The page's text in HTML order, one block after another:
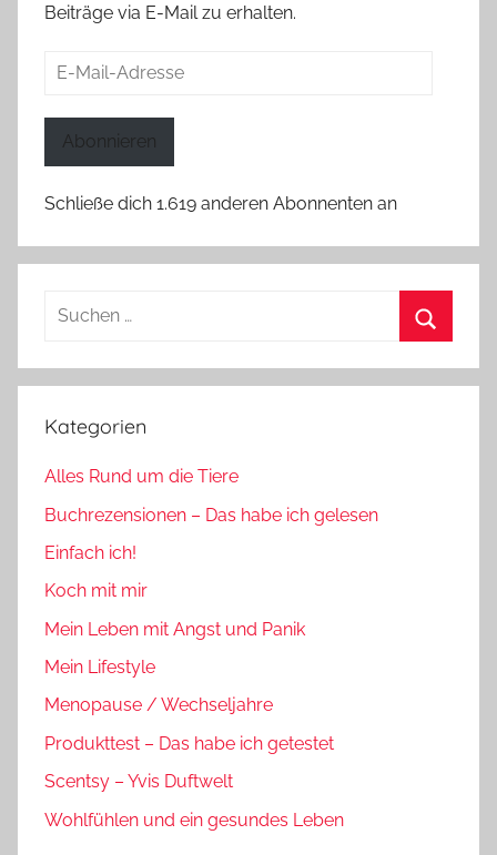
Beiträge via E-Mail zu erhalten.
E-
Abonnieren
Schließe dich 1.619 anderen Abonnenten an
Suchen
Kategorien
Alles Rund um die Tiere
Buchrezensionen – Das habe ich gelesen
Einfach ich!
Koch mit mir
Mein Leben mit Angst und Panik
Mein Lifestyle
Menopause / Wechseljahre
Produkttest – Das habe ich getestet
Scentsy – Yvis Duftwelt
Wohlfühlen und ein gesundes Leben